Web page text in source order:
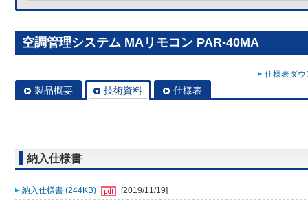
空調管理システム MAリモコン PAR-40MA
仕様表ダ
製品概要 技術資料 仕様表
納入仕様書
納入仕様書 (244KB) [2019/11/19]